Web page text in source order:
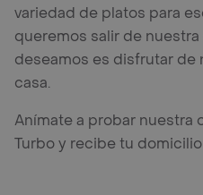
variedad de platos para
queremos salir de
deseamos es disfrutar de
casa.
Anímate a probar nuestra
Turbo y recibe tu